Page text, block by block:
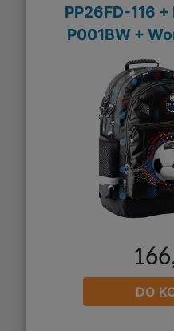
PP26FD-116
P001BW +
DO